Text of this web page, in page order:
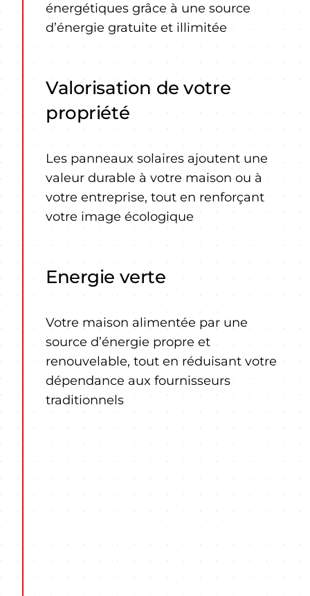
énergétiques grâce à une source
d’énergie gratuite et illimitée
Valorisation de votre
propriété
Les panneaux solaires ajoutent une
valeur durable à votre maison ou à
votre entreprise, tout en renforçant
votre image écologique
Energie verte
Votre maison alimentée par une
source d’énergie propre et
renouvelable, tout en réduisant votre
dépendance aux fournisseurs
traditionnels